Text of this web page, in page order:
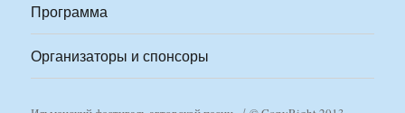
Программа
Организаторы и спонсоры